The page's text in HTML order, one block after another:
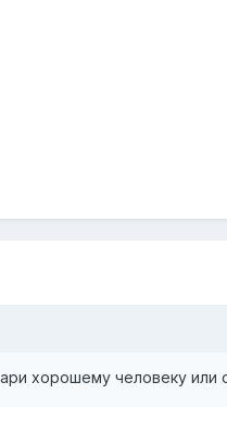
хорошему человеку или